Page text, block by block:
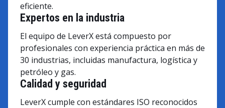
Expertos en la industria
El equipo de LeverX está compuesto por
profesionales con experiencia práctica en más de
30 industrias, incluidas manufactura, logística y
petróleo y gas.
Calidad y seguridad
LeverX cumple con estándares ISO reconocidos
eficiente.